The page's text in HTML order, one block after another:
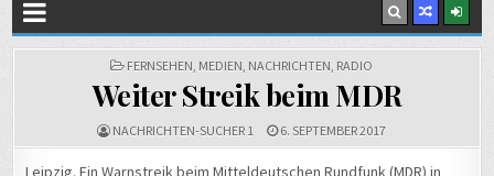
POSTED
IN
FERNSEHEN, MEDIEN, NACHRICHTEN, RADIO
Weiter Streik beim MDR
NACHRICHTEN-SUCHER 1 6. SEPTEMBER 2017
Leipzig. Ein Warnstreik beim Mitteldeutschen Rundfunk (MDR) in